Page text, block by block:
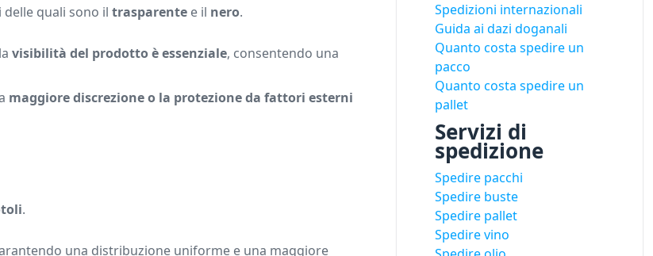
quali sono il trasparente e il nero.
visibilità del prodotto è essenziale, consentendo una
maggiore discrezione o la protezione da fattori esterni
.
una distribuzione uniforme e una maggiore
Spedizioni internazionali
Guida ai dazi doganali
Quanto costa spedire un
pacco
Quanto costa spedire un
pallet
Servizi di
spedizione
Spedire pacchi
Spedire buste
Spedire pallet
Spedire vino